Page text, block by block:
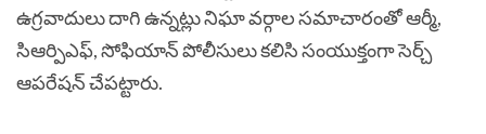
ఉగ్రవాదులు దాగి ఉన్నట్లు నిఘా వర్గాల సమాచారంతో ఆర్మీ,
సిఆర్పిఎఫ్‌, సోఫియాన్‌ పోలీసులు కలిసి సంయుక్తంగా సెర్చ్
ఆపరేషన్ చేపట్టారు.